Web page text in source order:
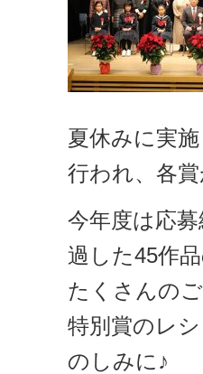
夏休みに実
行われ、各
今年度は応
過した45作
たくさんの
特別賞のレ
のしみに♪